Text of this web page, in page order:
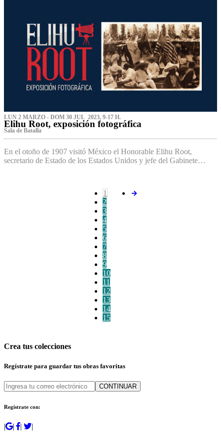
LUN 2 MARZO - DOM 30 JUL 2023, 9-17 H.
Elihu Root, exposición fotográfica
Sala de Batalla
En el otoño de 1907 visitó México el Honorable Elihu Root,
secretario de Estado de los Estados Unidos y jefe del Gabinete…
1
2
3
4
5
6
7
8
9
10
11
12
13
14
15
Crea tus colecciones
Regístrate para guardar tus obras favoritas
CONTINUAR
Regístrate con:
| | | |